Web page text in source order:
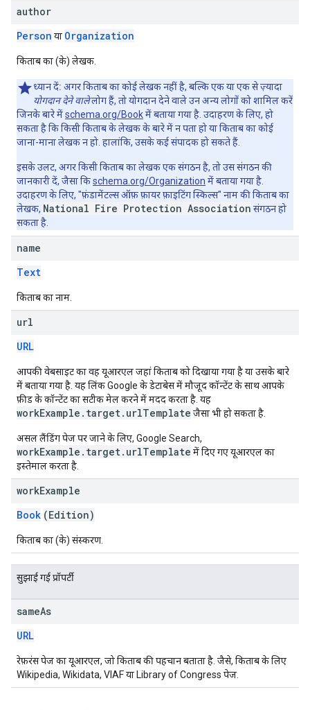
author
Person या Organization
किताब का (के) लेखक.
ध्यान दें: अगर किताब का कोई लेखक नहीं है, बल्कि एक या एक से ज़्यादा
योगदान देने वालेलोग हैं, तो योगदान देने वाले उन अन्य लोगों को शामिल करें
जिनके बारे मेंschema.org/Bookमें बताया गया है. उदाहरण के लिए, हो
सकता है कि किसी किताब के लेखक के बारे में न पता हो या किताब का कोई
जाना-माना लेखक न हो. हालांकि, उसके कई संपादक हो सकते हैं.
इसके उलट, अगर किसी किताब का लेखक एक संगठन है, तो उस संगठन की
जानकारी दें, जैसा किschema.org/Organization में बताया गया है.
उदाहरण के लिए, "फ़ंडामेंटल्स ऑफ़ फ़ायर फ़ाइटिंग स्किल्स" नाम की किताब का
लेखक, National Fire Protection Association संगठन हो
सकता है.
name
Text
किताब का नाम.
url
URL
आपकी वेबसाइट का वह यूआरएल जहां किताब को दिखाया गया है या उसके बारे
में बताया गया है. यह लिंक Google के डेटाबेस में मौजूद कॉन्टेंट के साथ आपके
फ़ीड के कॉन्टेंट का सटीक मेल करने में मदद करता है. यह
workExample.target.urlTemplate जैसा भी हो सकता है.
असल लैंडिंग पेज पर जाने के लिए, Google Search,
workExample.target.urlTemplate में दिए गए यूआरएल का
इस्तेमाल करता है.
workExample
Book (Edition)
किताब का (के) संस्करण.
सुझाई गई प्रॉपर्टी
sameAs
URL
रेफ़रंस पेज का यूआरएल, जो किताब की पहचान बताता है. जैसे, किताब के लिए
Wikipedia, Wikidata, VIAF या Library of Congress पेज.